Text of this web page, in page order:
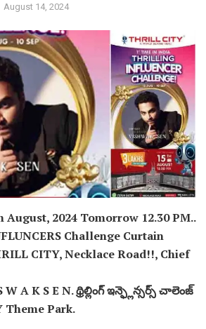
August 14, 2024
August, 2024 Tomorrow 12.30 PM..
Challenge Curtain
CITY, Necklace Road!!, Chief
A K S E N. థ్రిల్లింగ్ ఇన్ఫ్లెన్సర్స్ చాలెంజ్
Theme Park.